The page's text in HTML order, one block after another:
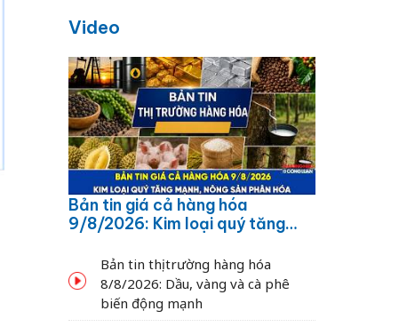
Video
Bản tin giá cả hàng hóa
9/8/2026: Kim loại quý tăng
Bản tin thị trường hàng hóa
8/8/2026: Dầu, vàng và cà phê
biến động mạnh